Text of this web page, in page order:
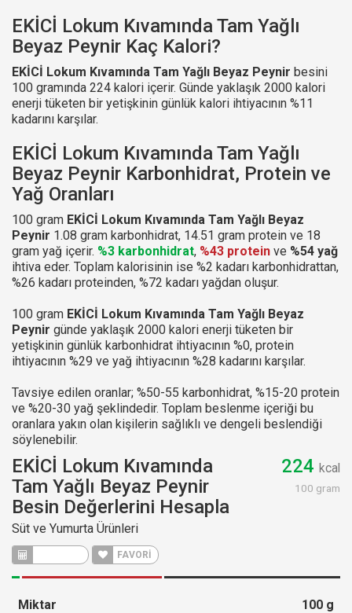
EKİCİ Lokum Kıvamında Tam Yağlı
Beyaz Peynir Kaç Kalori?
EKİCİ Lokum Kıvamında Tam Yağlı Beyaz Peynir besini
100 gramında 224 kalori içerir. Günde yaklaşık 2000 kalori
enerji tüketen bir yetişkinin günlük kalori ihtiyacının %11
kadarını karşılar.
EKİCİ Lokum Kıvamında Tam Yağlı
Beyaz Peynir Karbonhidrat, Protein ve
Yağ Oranları
100 gram EKİCİ Lokum Kıvamında Tam Yağlı Beyaz
Peynir 1.08 gram karbonhidrat, 14.51 gram protein ve 18
gram yağ içerir. %3 karbonhidrat, %43 protein ve %54 yağ
ihtiva eder. Toplam kalorisinin ise %2 kadarı karbonhidrattan,
%26 kadarı proteinden, %72 kadarı yağdan oluşur.
100 gram EKİCİ Lokum Kıvamında Tam Yağlı Beyaz
Peynir günde yaklaşık 2000 kalori enerji tüketen bir
yetişkinin günlük karbonhidrat ihtiyacının %0, protein
ihtiyacının %29 ve yağ ihtiyacının %28 kadarını karşılar.
Tavsiye edilen oranlar; %50-55 karbonhidrat, %15-20 protein
ve %20-30 yağ şeklindedir. Toplam beslenme içeriği bu
oranlara yakın olan kişilerin sağlıklı ve dengeli beslendiği
söylenebilir.
EKİCİ Lokum Kıvamında
Tam Yağlı Beyaz Peynir
Besin Değerlerini Hesapla
Süt ve Yumurta Ürünleri
FAVORİ
224 kcal
100 gram
Miktar 100 g